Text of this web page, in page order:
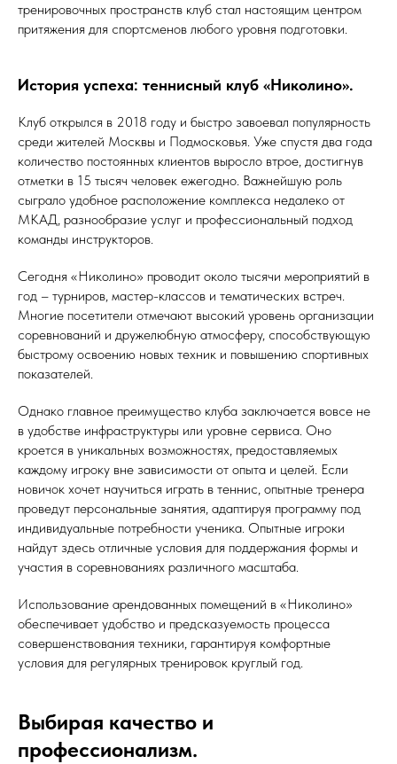
тренировочных пространств клуб стал настоящим центром
притяжения для спортсменов любого уровня подготовки.
История успеха: теннисный клуб «Николино».
Клуб открылся в 2018 году и быстро завоевал популярность
среди жителей Москвы и Подмосковья. Уже спустя два года
количество постоянных клиентов выросло втрое, достигнув
отметки в 15 тысяч человек ежегодно. Важнейшую роль
сыграло удобное расположение комплекса недалеко от
МКАД, разнообразие услуг и профессиональный подход
команды инструкторов.
Сегодня «Николино» проводит около тысячи мероприятий в
год – турниров, мастер-классов и тематических встреч.
Многие посетители отмечают высокий уровень организации
соревнований и дружелюбную атмосферу, способствующую
быстрому освоению новых техник и повышению спортивных
показателей.
Однако главное преимущество клуба заключается вовсе не
в удобстве инфраструктуры или уровне сервиса. Оно
кроется в уникальных возможностях, предоставляемых
каждому игроку вне зависимости от опыта и целей. Если
новичок хочет научиться играть в теннис, опытные тренера
проведут персональные занятия, адаптируя программу под
индивидуальные потребности ученика. Опытные игроки
найдут здесь отличные условия для поддержания формы и
участия в соревнованиях различного масштаба.
Использование арендованных помещений в «Николино»
обеспечивает удобство и предсказуемость процесса
совершенствования техники, гарантируя комфортные
условия для регулярных тренировок круглый год.
Выбирая качество и
профессионализм.